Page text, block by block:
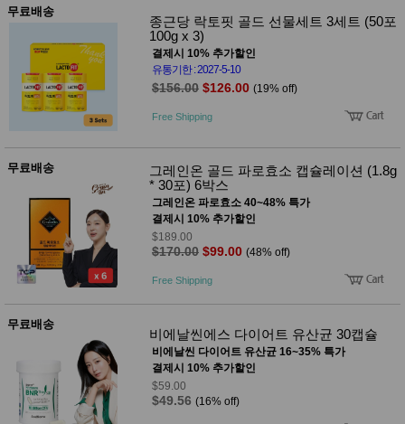
무료배송
종근당 락토핏 골드 선물세트 3세트 (50포
100g x 3)
결제시 10% 추가할인
유통기한 : 2027-5-10
$156.00 $126.00 (19% off)
Free Shipping
무료배송
그레인온 골드 파로효소 캡슐레이션 (1.8g
* 30포) 6박스
그레인온 파로효소 40~48% 특가
결제시 10% 추가할인
$189.00
$170.00 $99.00 (48% off)
Free Shipping
무료배송
비에날씬에스 다이어트 유산균 30캡슐
비에날씬 다이어트 유산균 16~35% 특가
결제시 10% 추가할인
$59.00
$49.56 (16% off)